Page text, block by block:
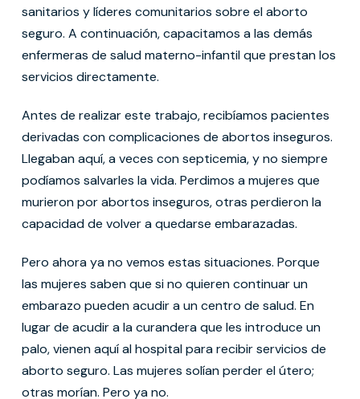
sanitarios y líderes comunitarios sobre el aborto
seguro. A continuación, capacitamos a las demás
enfermeras de salud materno-infantil que prestan los
servicios directamente.
Antes de realizar este trabajo, recibíamos pacientes
derivadas con complicaciones de abortos inseguros.
Llegaban aquí, a veces con septicemia, y no siempre
podíamos salvarles la vida. Perdimos a mujeres que
murieron por abortos inseguros, otras perdieron la
capacidad de volver a quedarse embarazadas.
Pero ahora ya no vemos estas situaciones. Porque
las mujeres saben que si no quieren continuar un
embarazo pueden acudir a un centro de salud. En
lugar de acudir a la curandera que les introduce un
palo, vienen aquí al hospital para recibir servicios de
aborto seguro. Las mujeres solían perder el útero;
otras morían. Pero ya no.